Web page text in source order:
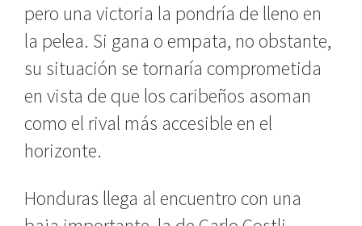
pero una victoria la pondría de lleno en
la pelea. Si gana o empata, no obstante,
su situación se tornaría comprometida
en vista de que los caribeños asoman
como el rival más accesible en el
horizonte.
Honduras llega al encuentro con una